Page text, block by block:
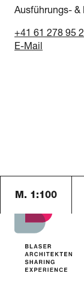
Ausführungs-
+41 61 278 95
E-Mail
M. 1:100